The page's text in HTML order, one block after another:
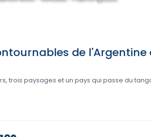
de
trois paysages et un pays qui passe du